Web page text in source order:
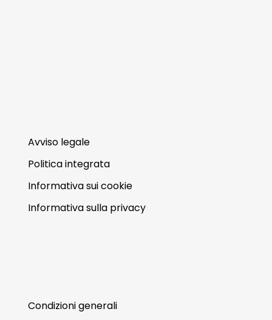
Avviso legale
Politica integrata
Informativa sui cookie
Informativa sulla privacy
Condizioni generali